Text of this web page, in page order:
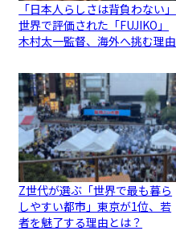
「日本人らしさは背負わない」
世界で評価された「FUJIKO」
木村太一監督、海外へ挑む理由
Z世代が選ぶ「世界で最も暮ら
しやすい都市」東京が1位、若
者を魅了する理由とは？